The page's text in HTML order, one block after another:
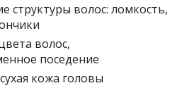
структуры волос: ломкость,
волос,
поседение
кожа головы